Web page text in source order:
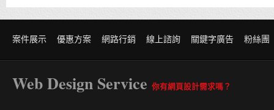
案件展示 優惠方案 網路行銷 線上諮詢 關鍵字廣告 粉絲團
Web Design Service 你有網頁設計需求嗎？